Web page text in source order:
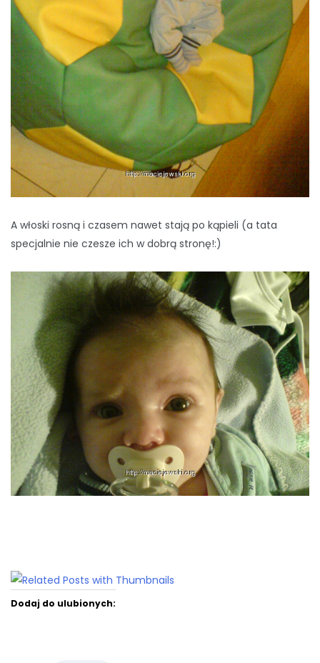
A włoski rosną i czasem nawet stają po kąpieli (a tata
specjalnie nie czesze ich w dobrą stronę!:)
Dodaj do ulubionych: